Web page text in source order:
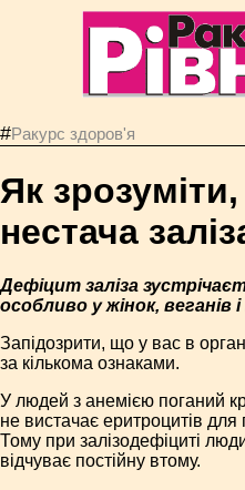
#Ракурс здоров'я
Як
нестача
Дефіцит заліза
особливо у жінок, веганів
Запідозрити, що у вас в
за кількома ознаками.
У людей з анемією поганий
не вистачає еритроцитів
Тому при залізодефіциті
відчуває постійну втому.